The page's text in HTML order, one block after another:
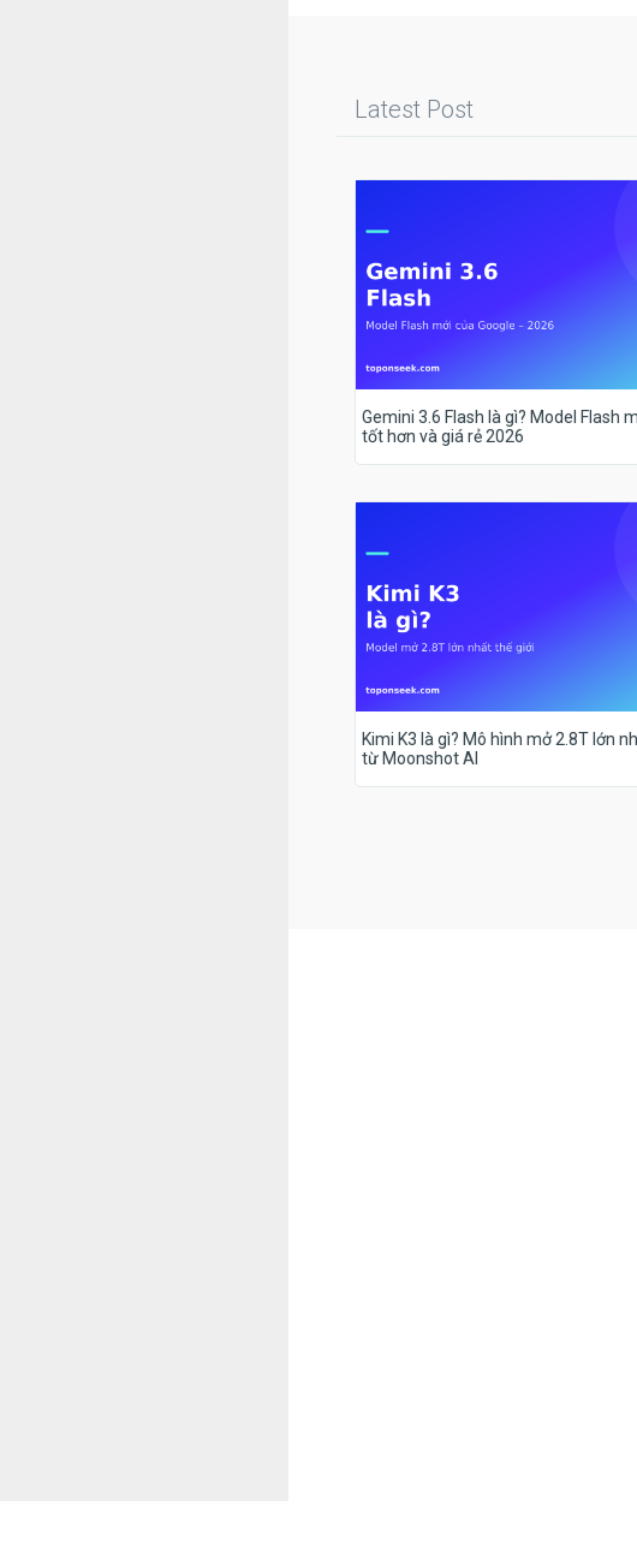
Latest Post
Gemini 3.6 Flash là gì? Model Flash
tốt hơn và giá rẻ 2026
Kimi K3 là gì? Mô hình mở 2.8T lớn
từ Moonshot AI